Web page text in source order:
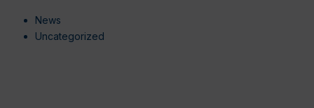
News
Uncategorized